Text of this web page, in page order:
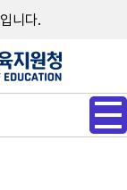
니다.